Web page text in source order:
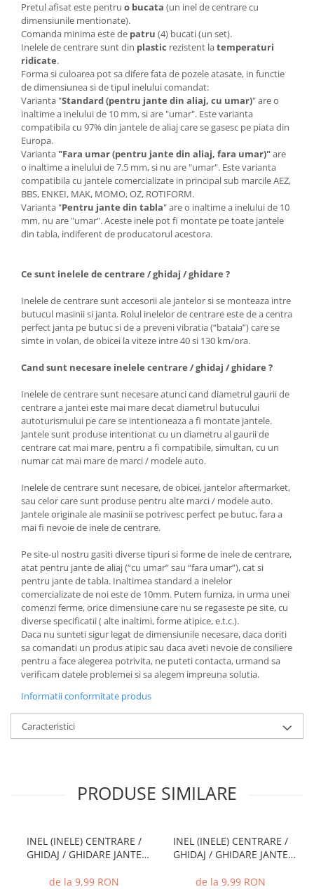
Pretul afisat este pentru o bucata (un inel de centrare cu
dimensiunile mentionate).
Comanda minima este de patru (4) bucati (un set).
Inelele de centrare sunt din plastic rezistent latemperaturi
ridicate.
Forma si culoarea pot sa difere fata de pozele atasate, in functie
de dimensiunea si de tipul inelului comandat:
Varianta "Standard (pentru jante din aliaj, cu umar)" are o
inaltime a inelului de 10 mm, si are "umar". Este varianta
compatibila cu 97% din jantele de aliaj care se gasesc pe piata din
Europa.
Varianta "Fara umar (pentru jante din aliaj, fara umar)"are
o inaltime a inelului de 7.5 mm, si nu are "umar". Este varianta
compatibila cu jantele comercializate in principal sub marcile AEZ,
BBS, ENKEI, MAK, MOMO, OZ, ROTIFORM.
Varianta "Pentru jante din tabla" are o inaltime a inelului de 10
mm, nu are "umar". Aceste inele pot fi montate pe toate jantele
din tabla, indiferent de producatorul acestora.
Ce sunt inelele de centrare / ghidaj / ghidare ?
Inelele de centrare sunt accesorii ale jantelor si se monteaza intre
butucul masinii si janta. Rolul inelelor de centrare este de a centra
perfect janta pe butuc si de a preveni vibratia (“bataia”) care se
simte in volan, de obicei la viteze intre 40 si 130 km/ora.
Cand sunt necesare inelele centrare / ghidaj / ghidare ?
Inelele de centrare sunt necesare atunci cand diametrul gaurii de
centrare a jantei este mai mare decat diametrul butucului
autoturismului pe care se intentioneaza a fi montate jantele.
Jantele sunt produse intentionat cu un diametru al gaurii de
centrare cat mai mare, pentru a fi compatibile, simultan, cu un
numar cat mai mare de marci / modele auto.
Inelele de centrare sunt necesare, de obicei, jantelor aftermarket,
sau celor care sunt produse pentru alte marci / modele auto.
Jantele originale ale masinii se potrivesc perfect pe butuc, fara a
mai fi nevoie de inele de centrare.
Pe site-ul nostru gasiti diverse tipuri si forme de inele de centrare,
atat pentru jante de aliaj (“cu umar” sau “fara umar”), cat si
pentru jante de tabla. Inaltimea standard a inelelor
comercializate de noi este de 10mm. Putem furniza, in urma unei
comenzi ferme, orice dimensiune care nu se regaseste pe site, cu
diverse specificatii ( alte inaltimi, forme atipice, e.t.c.).
Daca nu sunteti sigur legat de dimensiunile necesare, daca doriti
sa comandati un produs atipic sau daca aveti nevoie de consiliere
pentru a face alegerea potrivita, ne puteti contacta, urmand sa
verificam datele problemei si sa alegem impreuna solutia.
Informatii conformitate produs
Caracteristici
PRODUSE SIMILARE
INEL (INELE) CENTRARE /
GHIDAJ / GHIDARE JANTE
de la 9,99 RON
INEL (INELE) CENTRARE /
GHIDAJ / GHIDARE JANTE
de la 9,99 RON